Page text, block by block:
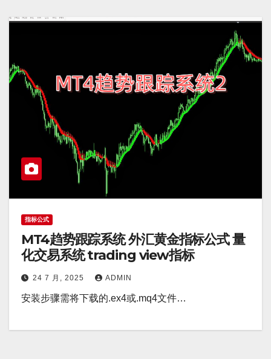
指标公式
MT4趋势跟踪系统 外汇黄金指标公式 量
化交易系统 trading view指标
24 7 月, 2025 ADMIN
安装步骤需将下载的.ex4或.mq4文件…